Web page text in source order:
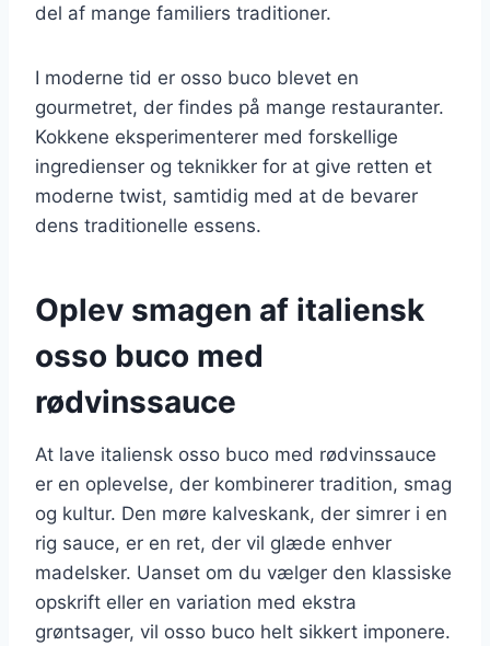
del af mange familiers traditioner.
I moderne tid er osso buco blevet en
gourmetret, der findes på mange restauranter.
Kokkene eksperimenterer med forskellige
ingredienser og teknikker for at give retten et
moderne twist, samtidig med at de bevarer
dens traditionelle essens.
Oplev smagen af italiensk
osso buco med
rødvinssauce
At lave italiensk osso buco med rødvinssauce
er en oplevelse, der kombinerer tradition, smag
og kultur. Den møre kalveskank, der simrer i en
rig sauce, er en ret, der vil glæde enhver
madelsker. Uanset om du vælger den klassiske
opskrift eller en variation med ekstra
grøntsager, vil osso buco helt sikkert imponere.